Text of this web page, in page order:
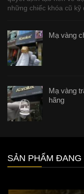
những chiếc khóa cũ kỹ
Mạ vàng
Mạ vàng
hãng
SẢN PHẨM